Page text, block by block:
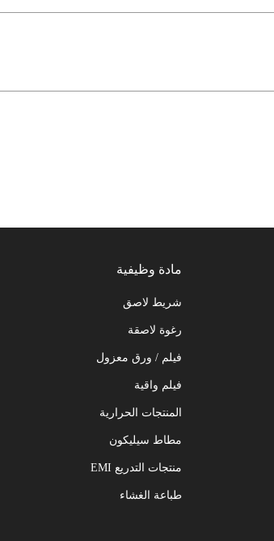
مادة وظيفية
شريط لاصق
رغوة لاصقة
فيلم / ورق معزول
فيلم واقية
المنتجات الحرارية
مطاط سيليكون
منتجات التدريع EMI
طباعة الغشاء